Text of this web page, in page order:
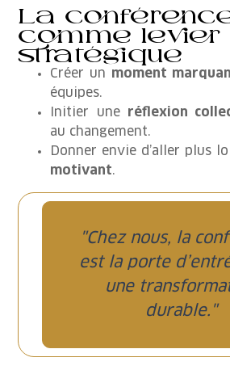
La
comme levier
stratégique
Créer un moment
équipes.
Initier une réflexion
au changement.
Donner envie d’aller plus
motivant.
"Chez nous, la
est la porte
une
durable."